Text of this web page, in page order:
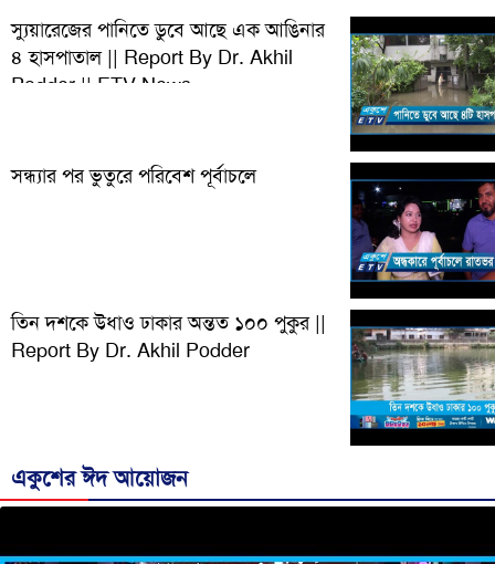
স্যুয়ারেজের পানিতে ডুবে আছে এক আঙিনার
৪ হাসপাতাল || Report By Dr. Akhil
Podder || ETV News
সন্ধ্যার পর ভুতুরে পরিবেশ পূর্বাচলে
তিন দশকে উধাও ঢাকার অন্তত ১০০ পুকুর ||
Report By Dr. Akhil Podder
একুশের ঈদ আয়োজন